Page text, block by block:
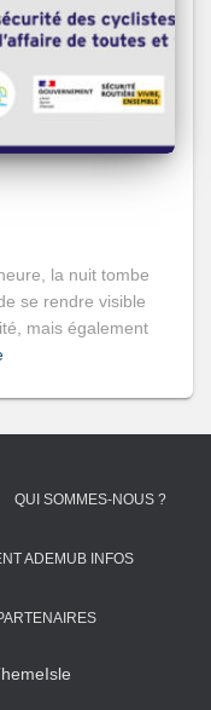
la nuit tombe
se rendre visible
mais également
QUI SOMMES-NOUS ?
ADEMUB INFOS